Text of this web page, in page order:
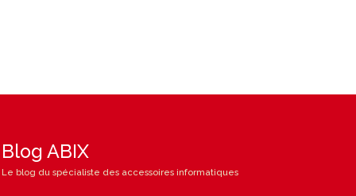
Blog ABIX
Le blog du spécialiste des accessoires informatiques